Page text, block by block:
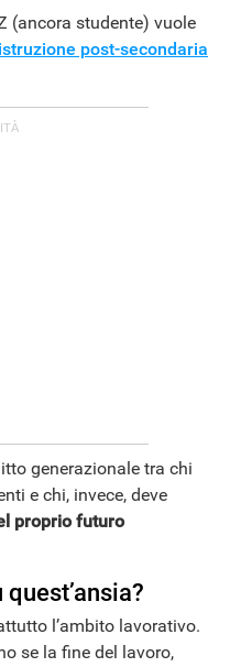
(ancora studente) vuole
post-secondaria
generazionale tra chi
e chi, invece, deve
proprio futuro
l’ambito lavorativo.
se la fine del lavoro,